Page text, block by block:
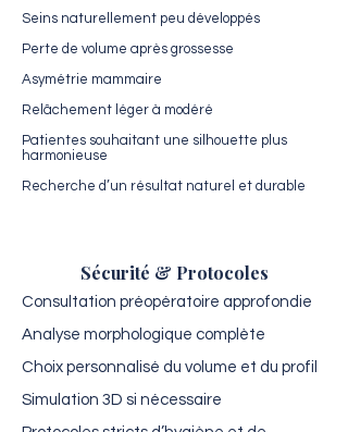
Seins naturellement peu développés
Perte de volume après grossesse
Asymétrie mammaire
Relâchement léger à modéré
Patientes souhaitant une silhouette plus
harmonieuse
Recherche d’un résultat naturel et durable
Sécurité & Protocoles
Consultation préopératoire approfondie
Analyse morphologique complète
Choix personnalisé du volume et du profil
Simulation 3D si nécessaire